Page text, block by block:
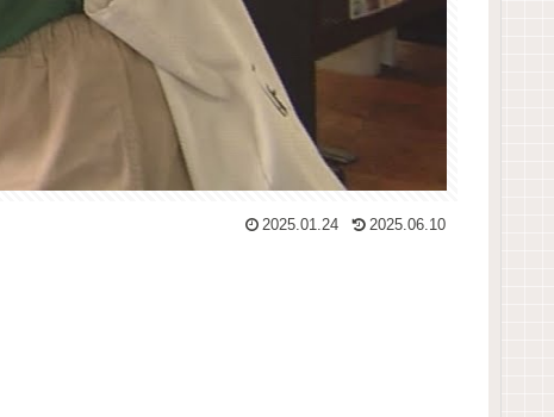
2025.01.24 2025.06.10